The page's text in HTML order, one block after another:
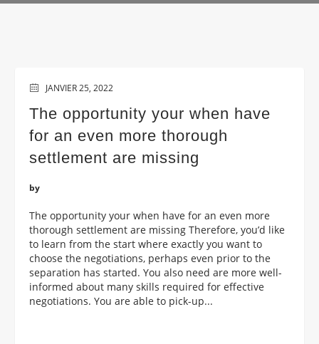
JANVIER 25, 2022
The opportunity your when have
for an even more thorough
settlement are missing
by
The opportunity your when have for an even more
thorough settlement are missing Therefore, you’d like
to learn from the start where exactly you want to
choose the negotiations, perhaps even prior to the
separation has started. You also need are more well-
informed about many skills required for effective
negotiations. You are able to pick-up...